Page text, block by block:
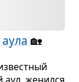
🏡
аул, женился